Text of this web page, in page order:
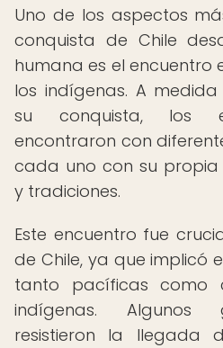
Uno de los aspectos
conquista de Chile
humana es el encuentro
los indígenas. A
su conquista, los
encontraron con
cada uno con su propia
y tradiciones.
Este encuentro fue
de Chile, ya que implicó
tanto pacíficas como
indígenas. Algunos
resistieron la llegada